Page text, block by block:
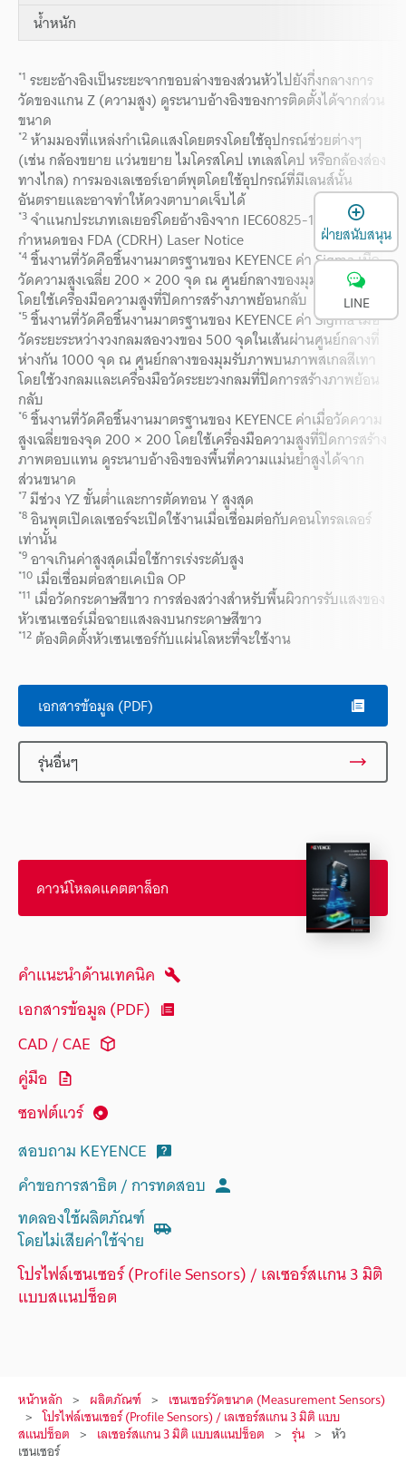
น้ำหนัก
*1 ระยะอ้างอิงเป็นระยะจากขอบล่างของส่วนหัวไปยังกึ่งกลางการ
วัดของแกน Z (ความสูง) ดูระนาบอ้างอิงของการติดตั้งได้จากส่วน
ขนาด
*2ห้ามมองที่แหล่งกำเนิดแสงโดยตรงโดยใช้อุปกรณ์ช่วยต่างๆ
(เช่น กล้องขยาย แว่นขยาย ไมโครสโคป เทเลสโคป หรือกล้องส่อง
ทางไกล) การมองเลเซอร์เอาต์พุตโดยใช้อุปกรณ์ที่มีเลนส์นั้น
อันตรายและอาจทำให้ดวงตาบาดเจ็บได้
*3จำแนกประเภทเลเยอร์โดยอ้างอิงจาก IEC60825-1 ตามข้อ
กำหนดของ FDA (CDRH) Laser Notice
*4ชิ้นงานที่วัดคือชิ้นงานมาตรฐานของ KEYENCE ค่า Sigma เมื่อ
วัดความสูงเฉลี่ย 200 × 200 จุด ณ ศูนย์กลางของมุมมองภาพ
โดยใช้เครื่องมือความสูงที่ปิดการสร้างภาพย้อนกลับ
*5ชิ้นงานที่วัดคือชิ้นงานมาตรฐานของ KEYENCE ค่า Sigma เมื่อ
วัดระยะระหว่างวงกลมสองวงของ 500 จุดในเส้นผ่านศูนย์กลางที่
ห่างกัน 1000 จุด ณ ศูนย์กลางของมุมรับภาพบนภาพสเกลสีเทา
โดยใช้วงกลมและเครื่องมือวัดระยะวงกลมที่ปิดการสร้างภาพย้อน
กลับ
*6ชิ้นงานที่วัดคือชิ้นงานมาตรฐานของ KEYENCE ค่าเมื่อวัดความ
สูงเฉลี่ยของจุด 200 × 200 โดยใช้เครื่องมือความสูงที่ปิดการสร้าง
ภาพตอบแทน ดูระนาบอ้างอิงของพื้นที่ความแม่นยำสูงได้จาก
ส่วนขนาด
*7มีช่วง YZ ขั้นต่ำและการตัดทอน Y สูงสุด
*8อินพุตเปิดเลเซอร์จะเปิดใช้งานเมื่อเชื่อมต่อกับคอนโทรลเลอร์
เท่านั้น
*9อาจเกินค่าสูงสุดเมื่อใช้การเร่งระดับสูง
*10 เมื่อเชื่อมต่อสายเคเบิล OP
*11 เมื่อวัดกระดาษสีขาว การส่องสว่างสำหรับพื้นผิวการรับแสงของ
หัวเซนเซอร์เมื่อฉายแสงลงบนกระดาษสีขาว
*12 ต้องติดตั้งหัวเซนเซอร์กับแผ่นโลหะที่จะใช้งาน
เอกสารข้อมูล (PDF)
รุ่นอื่นๆ
ดาวน์โหลดแคตตาล็อก
คำแนะนำด้านเทคนิค
เอกสารข้อมูล (PDF)
CAD / CAE
คู่มือ
ซอฟต์แวร์
สอบถาม KEYENCE
คำขอการสาธิต / การทดสอบ
ทดลองใช้ผลิตภัณฑ์
โดยไม่เสียค่าใช้จ่าย
โปรไฟล์เซนเซอร์ (Profile Sensors) / เลเซอร์สแกน 3 มิติ
แบบสแนปช็อต
หน้าหลัก ผลิตภัณฑ์ เซนเซอร์วัดขนาด (Measurement Sensors)
โปรไฟล์เซนเซอร์ (Profile Sensors) / เลเซอร์สแกน 3 มิติ แบบ
สแนปช็อต เลเซอร์สแกน 3 มิติ แบบสแนปช็อต รุ่น หัว
เซนเซอร์
ฝ่ายสนับสนุน
LINE